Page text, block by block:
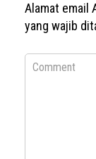
Alamat email
yang wajib